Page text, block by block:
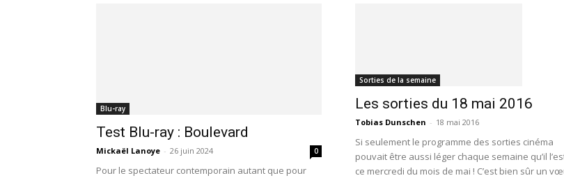
Blu-ray
Test Blu-ray : Boulevard
Mickaël Lanoye - 26 juin 2024 0
Pour le spectateur contemporain autant que pour
Sorties de la semaine
Les sorties du 18 mai 2016
Tobias Dunschen - 18 mai 2016
Si seulement le programme des sorties cinéma
pouvait être aussi léger chaque semaine qu’il
ce mercredi du mois de mai ! C’est bien sûr un